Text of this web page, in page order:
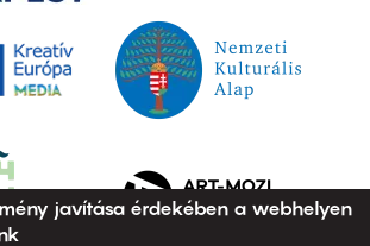
javítása érdekében a webhelyen